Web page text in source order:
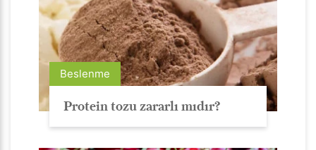
Beslenme
Protein tozu zararlı mıdır?